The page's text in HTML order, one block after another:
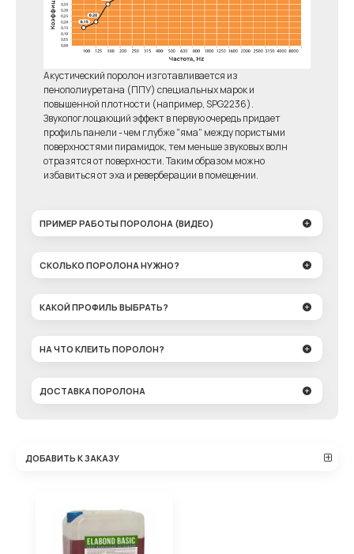
Акустический поролон изготавливается из
пенополиуретана (ППУ) специальных марок и
повышенной плотности (например, SPG2236).
Звукопоглощающий эффект в первую очередь придает
профиль панели - чем глубже "яма" между пористыми
поверхностями пирамидок, тем меньше звуковых волн
отразятся от поверхности. Таким образом можно
избавиться от эха и реверберации в помещении.
ПРИМЕР РАБОТЫ ПОРОЛОНА (ВИДЕО)
СКОЛЬКО ПОРОЛОНА НУЖНО?
КАКОЙ ПРОФИЛЬ ВЫБРАТЬ?
НА ЧТО КЛЕИТЬ ПОРОЛОН?
ДОСТАВКА ПОРОЛОНА
ДОБАВИТЬ К ЗАКАЗУ